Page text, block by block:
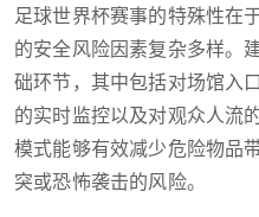
足球世界杯赛事的特殊性在
的安全风险因素复杂多样。
础环节，其中包括对场馆入
的实时监控以及对观众人流
模式能够有效减少危险物品
突或恐怖袭击的风险。